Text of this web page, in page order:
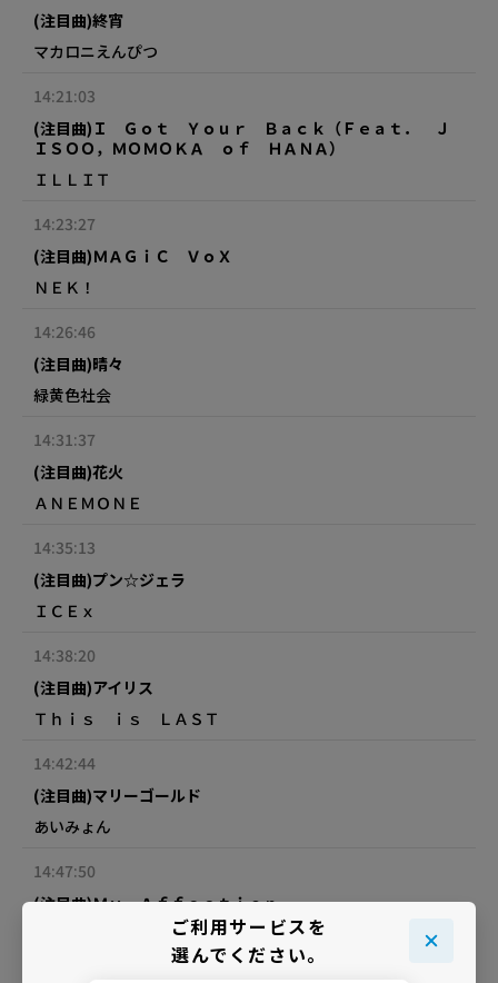
(注目曲)終宵
マカロニえんぴつ
14:21:03
(注目曲)Ｉ Ｇｏｔ Ｙｏｕｒ Ｂａｃｋ（Ｆｅａｔ． Ｊ
ＩＳＯＯ，ＭＯＭＯＫＡ ｏｆ ＨＡＮＡ）
ＩＬＬＩＴ
14:23:27
(注目曲)ＭＡＧｉＣ ＶｏＸ
ＮＥＫ！
14:26:46
(注目曲)晴々
緑黄色社会
14:31:37
(注目曲)花火
ＡＮＥＭＯＮＥ
14:35:13
(注目曲)プン☆ジェラ
ＩＣＥｘ
14:38:20
(注目曲)アイリス
Ｔｈｉｓ ｉｓ ＬＡＳＴ
14:42:44
(注目曲)マリーゴールド
あいみょん
14:47:50
(注目曲)Ｍｙ Ａｆｆｅｃｔｉｏｎ
Ｋｉｓ－Ｍｙ－Ｆｔ２ご利用サービスを
選んでください。